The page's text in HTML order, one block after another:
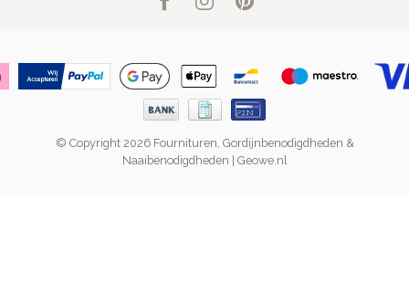
© Copyright 2026 Fournituren, Gordijnbenodigdheden &
Naaibenodigdheden | Geowe.nl